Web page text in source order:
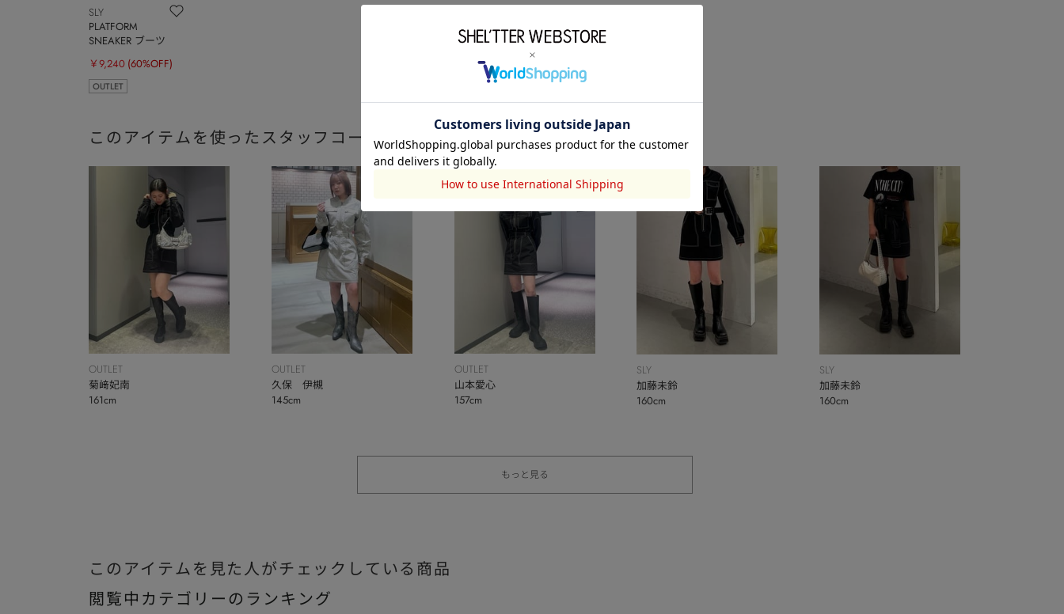
SLY
PLATFORM
SNEAKER ブーツ
￥9,240 (60%OFF)
OUTLET
このアイテムを使ったスタッフコーディネート
OUTLET
菊﨑妃南
161cm
OUTLET
久保 伊槻
145cm
OUTLET
山本愛心
157cm
SLY
加藤未鈴
160cm
SLY
加藤未鈴
160cm
もっと見る
このアイテムを見た人がチェックしている商品
閲覧中カテゴリーのランキング